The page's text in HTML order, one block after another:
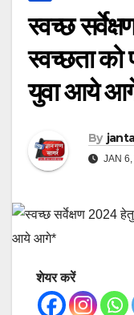
स्वच्छ
स्वच्छता को
युवा आये
By
JAN
शेयर करें